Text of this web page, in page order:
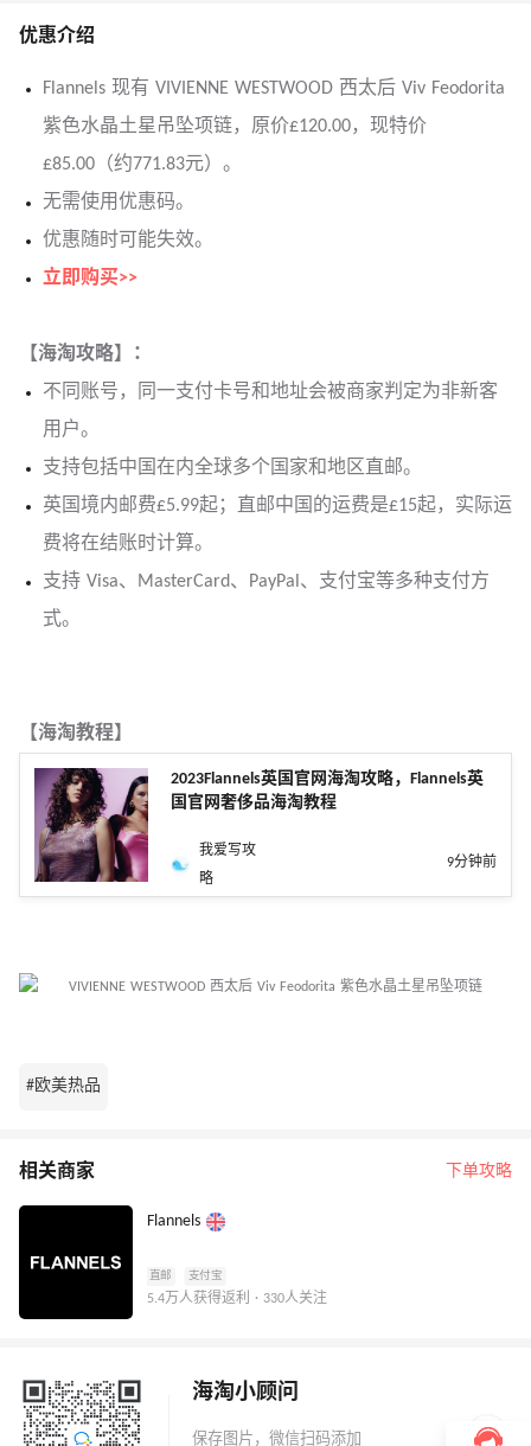
优惠介绍
Flannels 现有 VIVIENNE WESTWOOD 西太后 Viv Feodorita
紫色水晶土星吊坠项链，原价£120.00，现特价
£85.00（约771.83元）。
无需使用优惠码。
优惠随时可能失效。
立即购买>>
【海淘攻略】：
不同账号，同一支付卡号和地址会被商家判定为非新客
用户。
支持包括中国在内全球多个国家和地区直邮。
英国境内邮费£5.99起；直邮中国的运费是£15起，实际运
费将在结账时计算。
支持 Visa、MasterCard、PayPal、支付宝等多种支付方
式。
【海淘教程】
2023Flannels英国官网海淘攻略，Flannels英
国官网奢侈品海淘教程
我爱写攻
略
9分钟前
#欧美热品
相关商家 下单攻略
Flannels
直邮 支付宝
5.4万人获得返利 · 330人关注
海淘小顾问